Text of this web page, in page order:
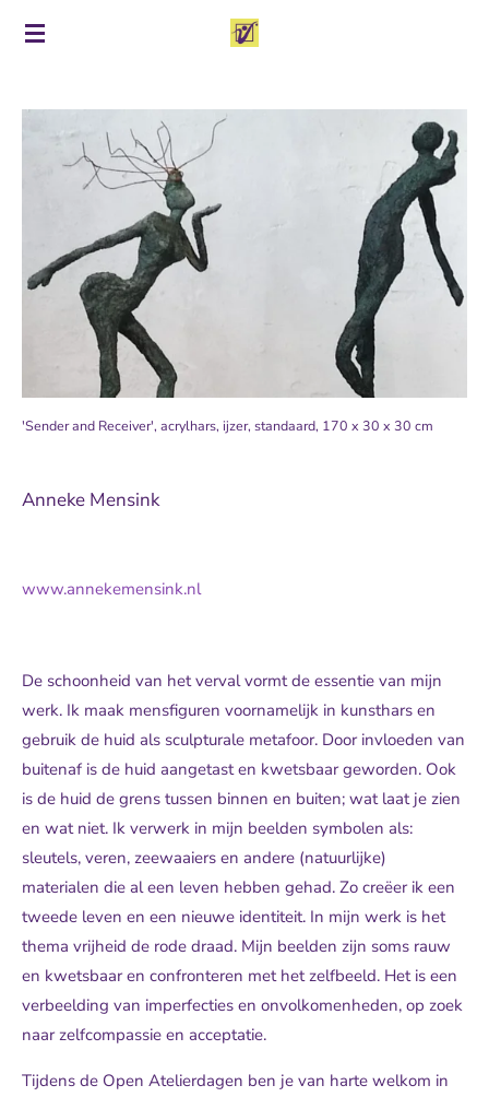
Ga
de
hoofdinhoud
'Sender and Receiver', acrylhars, ijzer, standaard, 170 x 30 x 30 cm
Anneke Mensink
www.annekemensink.nl
De schoonheid van het verval vormt de essentie van mijn
werk. Ik maak mensfiguren voornamelijk in kunsthars en
gebruik de huid als sculpturale metafoor. Door invloeden van
buitenaf is de huid aangetast en kwetsbaar geworden. Ook
is de huid de grens tussen binnen en buiten; wat laat je zien
en wat niet. Ik verwerk in mijn beelden symbolen als:
sleutels, veren, zeewaaiers en andere (natuurlijke)
materialen die al een leven hebben gehad. Zo creëer ik een
tweede leven en een nieuwe identiteit. In mijn werk is het
thema vrijheid de rode draad. Mijn beelden zijn soms rauw
en kwetsbaar en confronteren met het zelfbeeld. Het is een
verbeelding van imperfecties en onvolkomenheden, op zoek
naar zelfcompassie en acceptatie.
Tijdens de Open Atelierdagen ben je van harte welkom in